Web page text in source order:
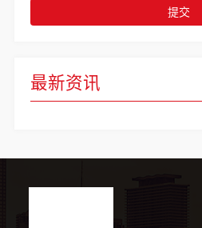
最新资讯
提交